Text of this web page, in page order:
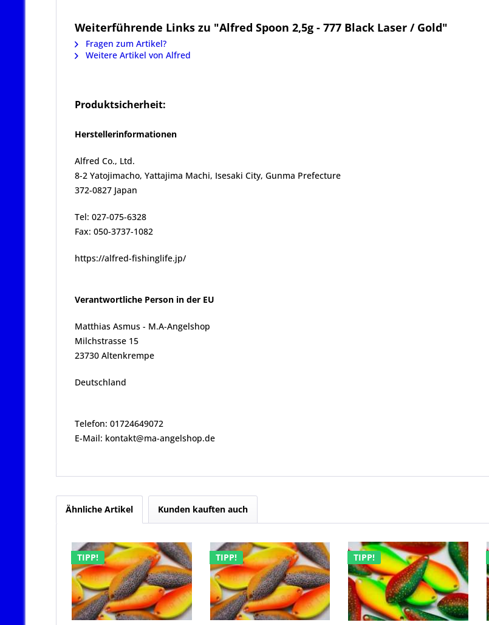
Weiterführende Links zu "Alfred Spoon 2,5g - 777 Black Laser / Gold"
Fragen zum Artikel?
Weitere Artikel von Alfred
Produktsicherheit:
Herstellerinformationen
Alfred Co., Ltd.
8-2 Yatojimacho, Yattajima Machi, Isesaki City, Gunma Prefecture
372-0827 Japan
Tel: 027-075-6328
Fax: 050-3737-1082
https://alfred-fishinglife.jp/
Verantwortliche Person in der EU
Matthias Asmus - M.A-Angelshop
Milchstrasse 15
23730 Altenkrempe
Deutschland
Telefon: 01724649072
E-Mail: kontakt@ma-angelshop.de
Ähnliche Artikel Kunden kauften auch
TIPP! TIPP! TIPP!